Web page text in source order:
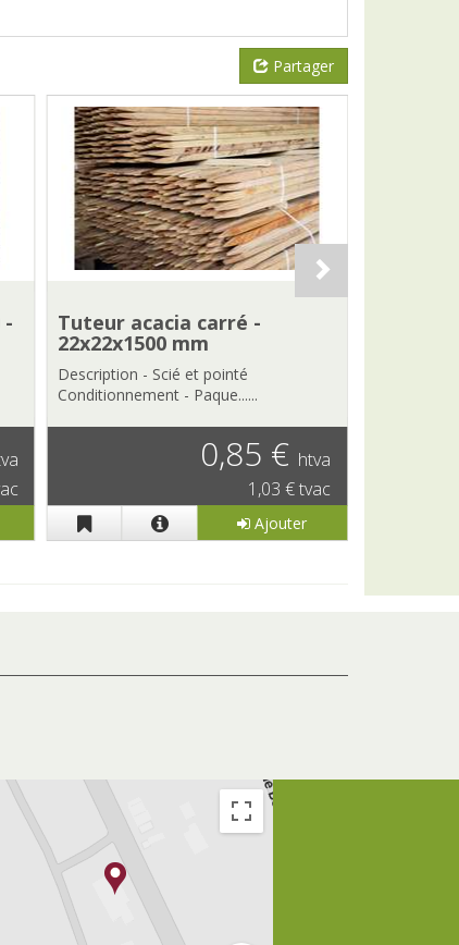
Partager
- Tuteur acacia carré -
22x22x1500 mm
Description - Scié et pointé
Conditionnement - Paque......
0,85 € htva
1,03 € tvac
Ajouter